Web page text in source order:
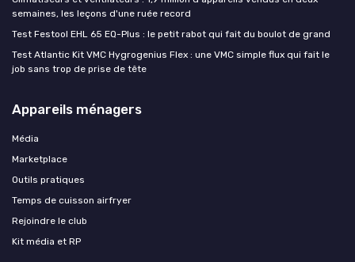
semaines, les leçons d'une ruée record
Test Festool EHL 65 EQ-Plus : le petit rabot qui fait du boulot de grand
Test Atlantic Kit VMC Hygrogenius Flex : une VMC simple flux qui fait le
job sans trop de prise de tête
Appareils ménagers
Média
Marketplace
Outils pratiques
Temps de cuisson airfryer
Rejoindre le club
Kit média et RP